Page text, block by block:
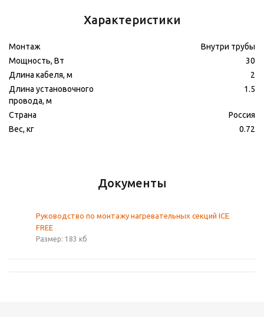
Характеристики
Монтаж
Внутри трубы
Мощность, Вт
30
Длина кабеля, м
2
Длина установочного
провода, м
1.5
Страна
Россия
Вес, кг
0.72
Документы
Руководство по монтажу нагревательных секций ICE
FREE
Размер: 183 кб